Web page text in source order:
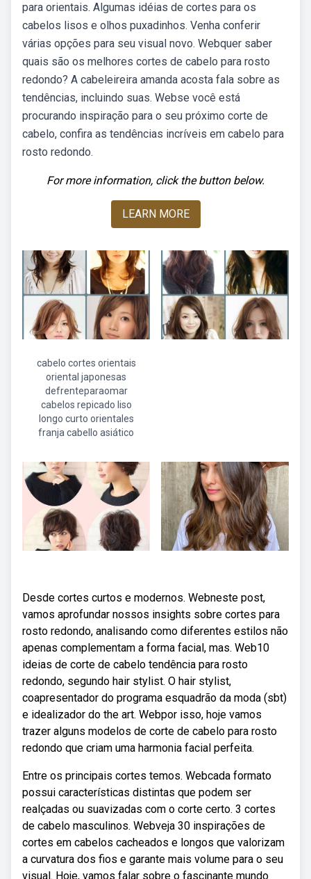
para orientais. Algumas idéias de cortes para os
cabelos lisos e olhos puxadinhos. Venha conferir
várias opções para seu visual novo. Webquer saber
quais são os melhores cortes de cabelo para rosto
redondo? A cabeleireira amanda acosta fala sobre as
tendências, incluindo suas. Webse você está
procurando inspiração para o seu próximo corte de
cabelo, confira as tendências incríveis em cabelo para
rosto redondo.
For more information, click the button below.
LEARN MORE
cabelo cortes orientais
oriental japonesas
defrenteparaomar
cabelos repicado liso
longo curto orientales
franja cabello asiático
Desde cortes curtos e modernos. Webneste post,
vamos aprofundar nossos insights sobre cortes para
rosto redondo, analisando como diferentes estilos não
apenas complementam a forma facial, mas. Web10
ideias de corte de cabelo tendência para rosto
redondo, segundo hair stylist. O hair stylist,
coapresentador do programa esquadrão da moda (sbt)
e idealizador do the art. Webpor isso, hoje vamos
trazer alguns modelos de corte de cabelo para rosto
redondo que criam uma harmonia facial perfeita.
Entre os principais cortes temos. Webcada formato
possui características distintas que podem ser
realçadas ou suavizadas com o corte certo. 3 cortes
de cabelo masculinos. Webveja 30 inspirações de
cortes em cabelos cacheados e longos que valorizam
a curvatura dos fios e garante mais volume para o seu
visual. Hoje, vamos falar sobre o fascinante mundo